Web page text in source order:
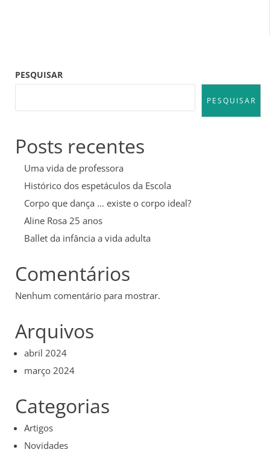
PESQUISAR
PESQUISAR
Posts recentes
Uma vida de professora
Histórico dos espetáculos da Escola
Corpo que dança … existe o corpo ideal?
Aline Rosa 25 anos
Ballet da infância a vida adulta
Comentários
Nenhum comentário para mostrar.
Arquivos
abril 2024
março 2024
Categorias
Artigos
Novidades